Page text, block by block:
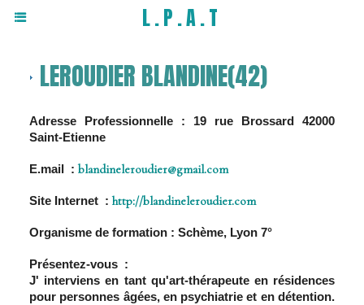
L.P.A.T
LEROUDIER BLANDINE(42)
Adresse Professionnelle : 19 rue Brossard 42000
Saint-Etienne
E.mail :blandineleroudier@gmail.com
Site Internet :http://blandineleroudier.com
Organisme de formation : Schème, Lyon 7°
Présentez-vous :
J' interviens en tant qu'art-thérapeute en résidences
pour personnes âgées, en psychiatrie et en détention.